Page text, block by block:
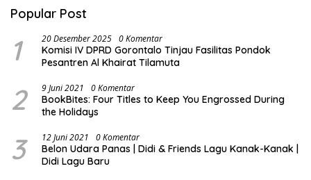
Popular Post
1 20 Desember 2025 0 Komentar
Komisi IV DPRD Gorontalo Tinjau Fasilitas Pondok
Pesantren Al Khairat Tilamuta
2 9 Juni 2021 0 Komentar
BookBites: Four Titles to Keep You Engrossed During
the Holidays
3 12 Juni 2021 0 Komentar
Belon Udara Panas | Didi & Friends Lagu Kanak-Kanak |
Didi Lagu Baru